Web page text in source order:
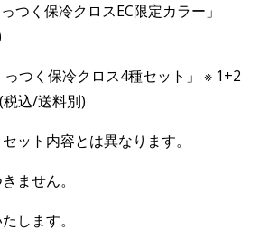
つく保冷クロスEC限定カラー」
っつく保冷クロス4種セット」 ※ 1+2
込/送料別)
ット内容とは異なります。
ません。
します。